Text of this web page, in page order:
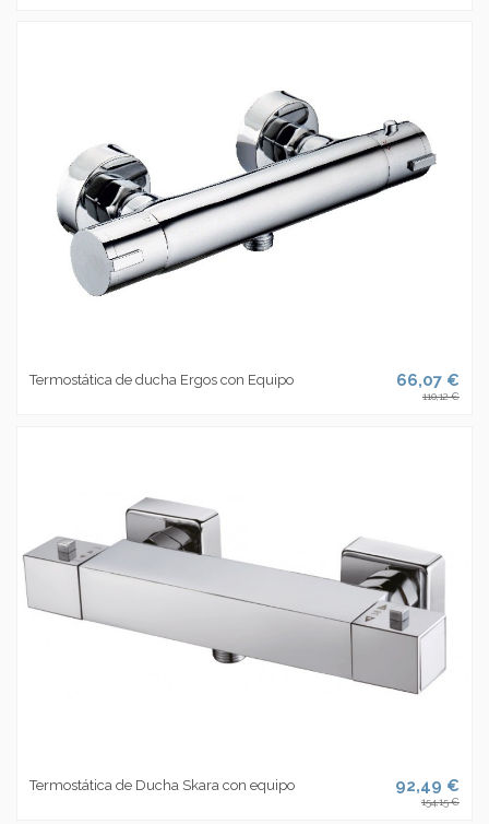
Termostática de ducha Ergos con Equipo 66,07 €
110,12 €
Termostática de Ducha Skara con equipo 92,49 €
154,15 €